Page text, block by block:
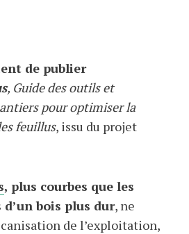
de publier
, Guide des outils et
pour optimiser la
feuillus, issu du projet
, plus courbes que les
bois plus dur, ne
de l’exploitation,